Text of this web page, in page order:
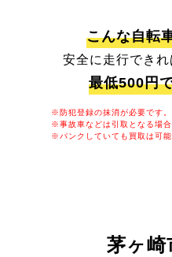
こんな自転
安全に走行でき
最低500円
※防犯登録の抹消が必要です。
※事故車などは引取となる場合
※パンクしていても買取は可
茅ヶ崎